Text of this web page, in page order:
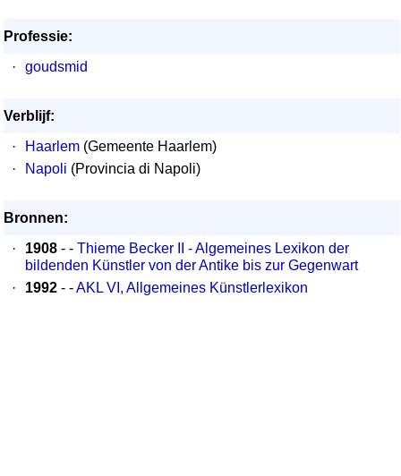
Professie:
·
goudsmid
Verblijf:
·
Haarlem (Gemeente Haarlem)
·
Napoli (Provincia di Napoli)
Bronnen:
·
1908 - - Thieme Becker II - Algemeines Lexikon der
bildenden Künstler von der Antike bis zur Gegenwart
·
1992 - -AKL VI, Allgemeines Künstlerlexikon